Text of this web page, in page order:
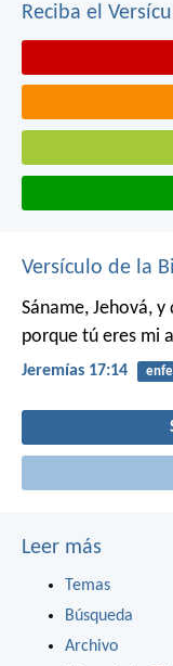
Reciba el
Versículo de la
Sáname, Jehová,
porque tú eres mi
Jeremías 17:14
Leer más
Temas
Búsqueda
Archivo